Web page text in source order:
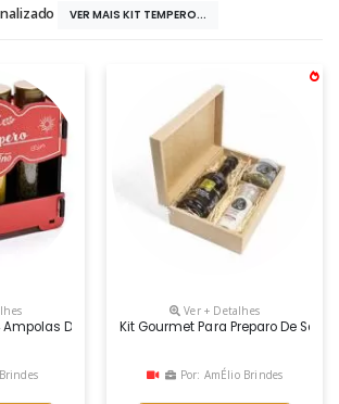
VER MAIS KIT TEMPERO...
De Tempero, Com Suporte Em Madeira
Ver + Detalhes
Kit Gourmet Para Preparo De
Por: AmÉlio Brindes